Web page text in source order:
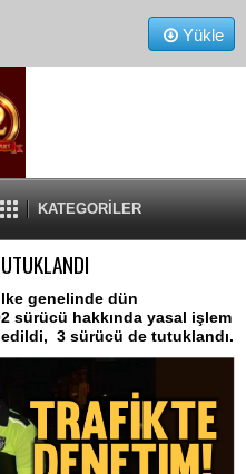
Yükle
KATEGORİLER
genelinde dün
sürücü hakkında yasal işlem
edildi, 3 sürücü de tutuklandı.